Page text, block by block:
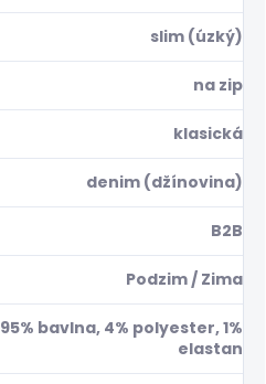
slim (úzký)
na zip
klasická
denim (džínovina)
B2B
Podzim / Zima
95% bavlna, 4% polyester, 1%
elastan